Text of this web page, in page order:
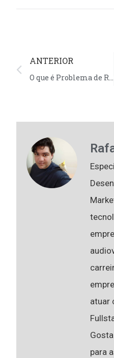
ANTERIOR
O que é Problema de Rota e como Resolver
atuar
para